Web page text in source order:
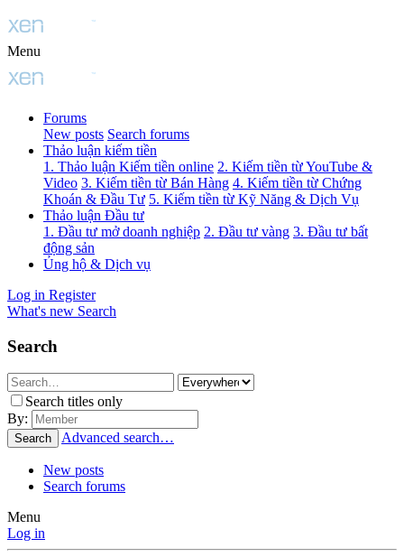
Menu
Forums
New posts Search forums
Thảo luận kiếm tiền
1. Thảo luận Kiếm tiền online 2. Kiếm tiền từ YouTube &
Video 3. Kiếm tiền từ Bán Hàng 4. Kiếm tiền từ Chứng
Khoán & Đầu Tư 5. Kiếm tiền từ Kỹ Năng & Dịch Vụ
Thảo luận Đầu tư
1. Đầu tư mở doanh nghiệp 2. Đầu tư vàng 3. Đầu tư bất
động sản
Ủng hộ & Dịch vụ
Log in Register
What's new Search
Search
Search titles only
By:
Search Advanced search…
New posts
Search forums
Menu
Log in